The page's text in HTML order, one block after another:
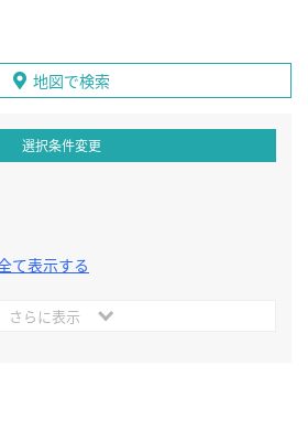
地図で検索
選択条件変更
て表示する
さらに表示